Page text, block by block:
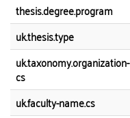
thesis.degree.program
uk.thesis.type
uk.taxonomy.organization-
cs
uk.faculty-name.cs